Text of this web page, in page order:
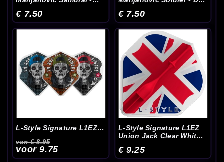
€ 7.50 € 7.50
L-Style Signature L1EZ
White - Dart Flights
van € 8.95
voor 9.75
L-Style Signature L1EZ
Union Jack Clear White -
€ 9.25